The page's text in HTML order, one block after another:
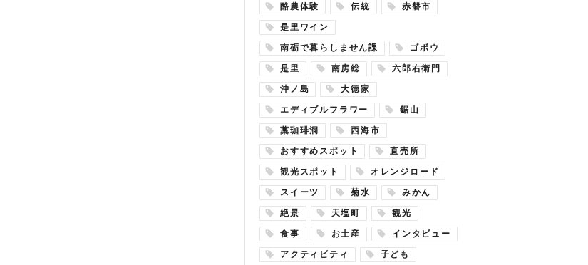
酪農体験 伝統 赤磐市
是里ワイン
南砺で暮らしません課 ゴボウ
是里 南房総 六郎右衛門
沖ノ島 大徳家
エディブルフラワー 鋸山
藁珈琲洞 西海市
おすすめスポット 直売所
観光スポット オレンジロード
スイーツ 菊水 みかん
絶景 天塩町 観光
食事 お土産 インタビュー
アクティビティ 子ども